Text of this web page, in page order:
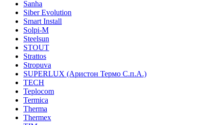
Sanha
Siber Evolution
Smart Install
Solpi-M
Steelsun
STOUT
Strattos
Stropuva
SUPERLUX (Аристон Термо С.п.А.)
TECH
Teplocom
Termica
Therma
Thermex